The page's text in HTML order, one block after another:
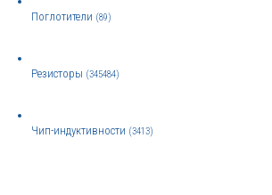
Поглотители (89)
Резисторы (345484)
Чип-индуктивности (3413)